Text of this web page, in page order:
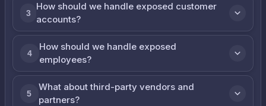
3
How should we handle exposed customer
accounts?
4
How should we handle exposed
employees?
5
What about third-party vendors and
partners?